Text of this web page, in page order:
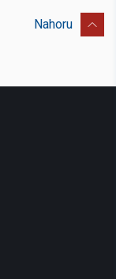
Nahoru